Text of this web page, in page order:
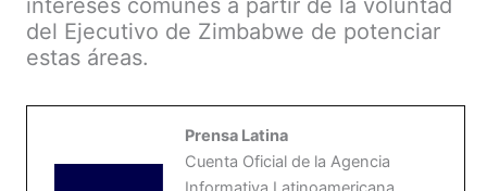
del Ejecutivo de Zimbabwe de potenciar
estas áreas.
Prensa Latina
Cuenta Oficial de la Agencia